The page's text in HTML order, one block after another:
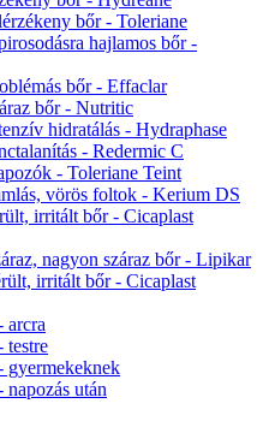
bőr - Toleriane
hajlamos bőr -
bőr - Effaclar
bőr - Nutritic
hidratálás - Hydraphase
- Redermic C
- Toleriane Teint
vörös foltok - Kerium DS
irritált bőr - Cicaplast
nagyon száraz bőr - Lipikar
irritált bőr - Cicaplast
arcra
testre
gyermekeknek
napozás után